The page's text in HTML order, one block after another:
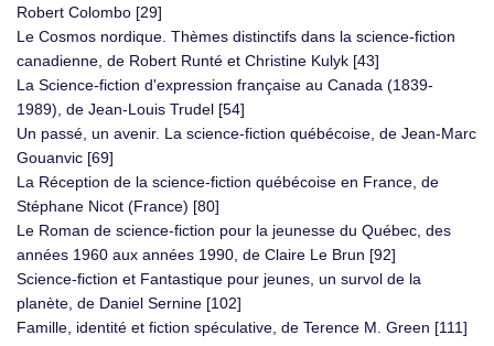
Robert Colombo [29]
Le Cosmos nordique. Thèmes distinctifs dans la science-fiction
canadienne, de Robert Runté et Christine Kulyk [43]
La Science-fiction d'expression française au Canada (1839-
1989), de Jean-Louis Trudel [54]
Un passé, un avenir. La science-fiction québécoise, de Jean-Marc
Gouanvic [69]
La Réception de la science-fiction québécoise en France, de
Stéphane Nicot (France) [80]
Le Roman de science-fiction pour la jeunesse du Québec, des
années 1960 aux années 1990, de Claire Le Brun [92]
Science-fiction et Fantastique pour jeunes, un survol de la
planète, de Daniel Sernine [102]
Famille, identité et fiction spéculative, de Terence M. Green [111]